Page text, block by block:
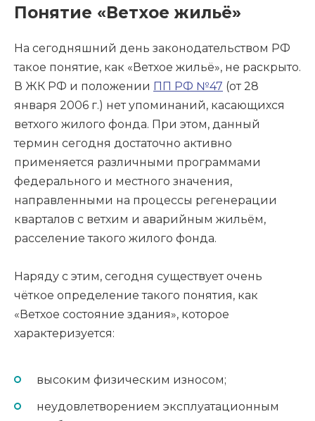
Понятие «Ветхое жильё»
На сегодняшний день законодательством РФ
такое понятие, как «Ветхое жильё», не раскрыто.
В ЖК РФ и положении ПП РФ №47 (от 28
января 2006 г.) нет упоминаний, касающихся
ветхого жилого фонда. При этом, данный
термин сегодня достаточно активно
применяется различными программами
федерального и местного значения,
направленными на процессы регенерации
кварталов с ветхим и аварийным жильём,
расселение такого жилого фонда.
Наряду с этим, сегодня существует очень
чёткое определение такого понятия, как
«Ветхое состояние здания», которое
характеризуется:
высоким физическим износом;
неудовлетворением эксплуатационным